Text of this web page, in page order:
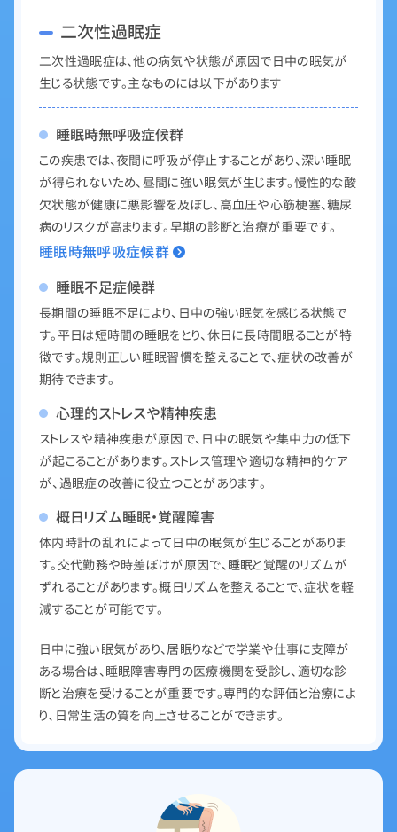
二次性過眠症
二次性過眠症は、他の病気や状態が原因で日中の眠気が
生じる状態です。主なものには以下があります
睡眠時無呼吸症候群
この疾患では、夜間に呼吸が停止することがあり、深い睡眠
が得られないため、昼間に強い眠気が生じます。慢性的な酸
欠状態が健康に悪影響を及ぼし、高血圧や心筋梗塞、糖尿
病のリスクが高まります。早期の診断と治療が重要です。
睡眠時無呼吸症候群
睡眠不足症候群
長期間の睡眠不足により、日中の強い眠気を感じる状態で
す。平日は短時間の睡眠をとり、休日に長時間眠ることが特
徴です。規則正しい睡眠習慣を整えることで、症状の改善が
期待できます。
心理的ストレスや精神疾患
ストレスや精神疾患が原因で、日中の眠気や集中力の低下
が起こることがあります。ストレス管理や適切な精神的ケア
が、過眠症の改善に役立つことがあります。
概日リズム睡眠・覚醒障害
体内時計の乱れによって日中の眠気が生じることがありま
す。交代勤務や時差ぼけが原因で、睡眠と覚醒のリズムが
ずれることがあります。概日リズムを整えることで、症状を軽
減することが可能です。
日中に強い眠気があり、居眠りなどで学業や仕事に支障が
ある場合は、睡眠障害専門の医療機関を受診し、適切な診
断と治療を受けることが重要です。専門的な評価と治療によ
り、日常生活の質を向上させることができます。